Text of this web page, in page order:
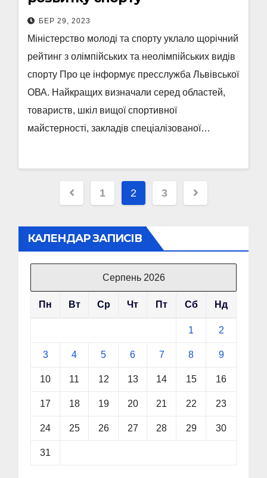
БЕР 29, 2023
Міністерство молоді та спорту уклало щорічний
рейтинг з олімпійських та неолімпійських видів
спорту Про це інформує пресслужба Львівської
ОВА. Найкращих визначали серед областей,
товариств, шкіл вищої спортивної
майстерності, закладів спеціалізованої…
Пагінація
1 2 3
КАЛЕНДАР ЗАПИСІВ
Серпень 2026
Пн Вт Ср Чт Пт Сб Нд
1 2
3 4 5 6 7 8 9
10 11 12 13 14 15 16
17 18 19 20 21 22 23
24 25 26 27 28 29 30
31